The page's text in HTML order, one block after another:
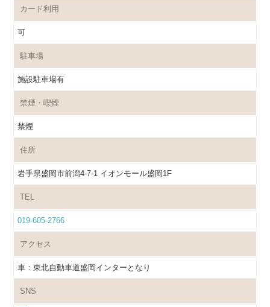
カード利用
可
駐車場
施設駐車場有
禁煙・喫煙
禁煙
住所
岩手県盛岡市前潟4-7-1 イオンモール盛岡1F
TEL
019-605-2766
アクセス
車：東北自動車道盛岡インターとなり
SNS